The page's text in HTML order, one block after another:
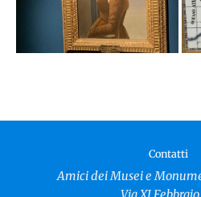
Contatti
Amici dei Musei e